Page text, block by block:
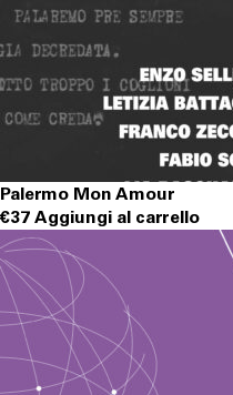
Palermo Mon Amour
€37 Aggiungi al carrello